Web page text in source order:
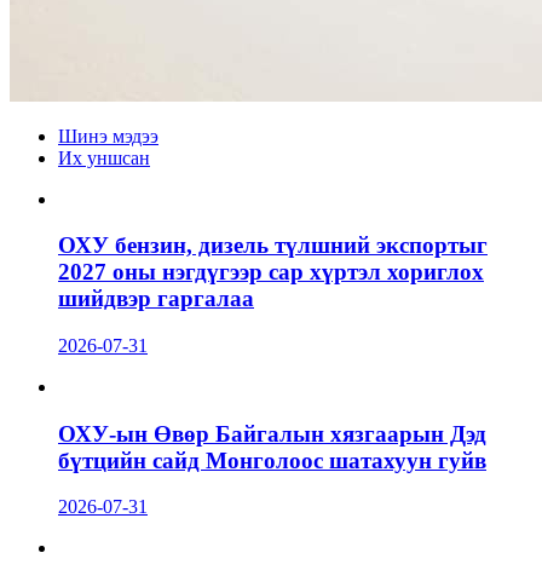
Шинэ мэдээ
Их уншсан
ОХУ бензин, дизель түлшний экспортыг
2027 оны нэгдүгээр сар хүртэл хориглох
шийдвэр гаргалаа
2026-07-31
ОХУ-ын Өвөр Байгалын хязгаарын Дэд
бүтцийн сайд Монголоос шатахуун гуйв
2026-07-31